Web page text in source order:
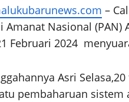
–
Amanat Nasional
Februari 2024
Asri
pembaharuan sistem